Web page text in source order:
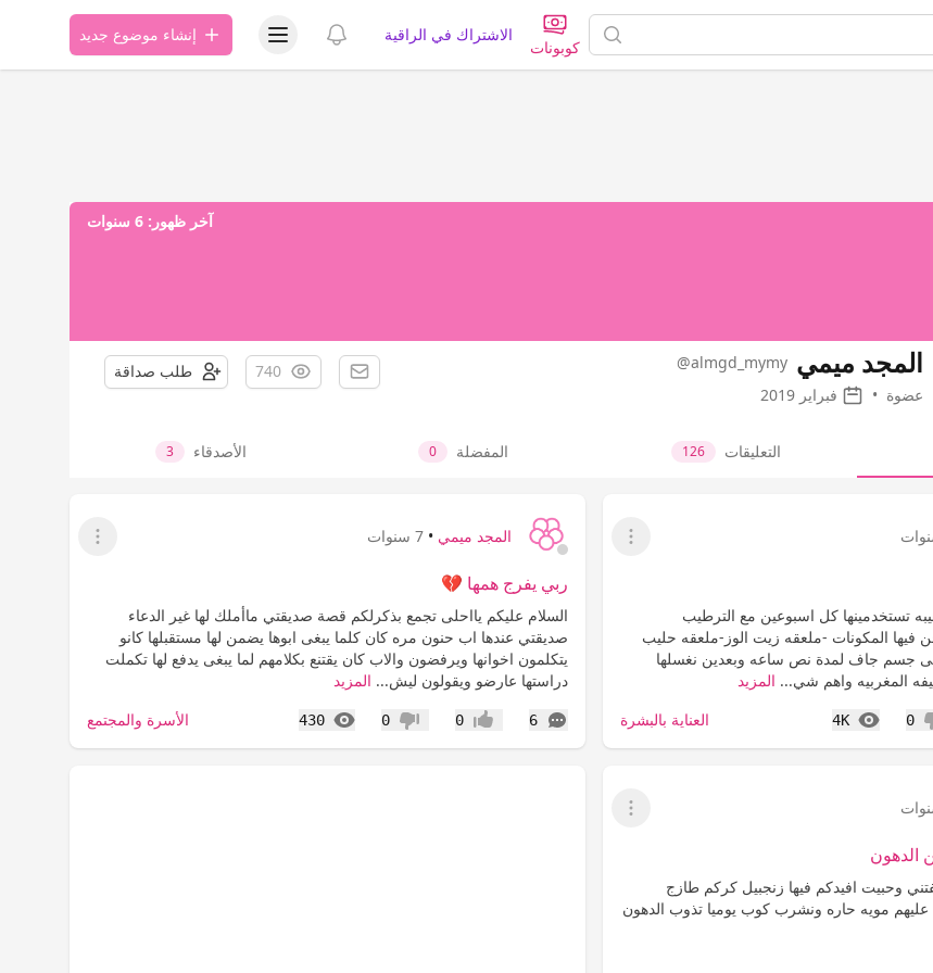
كوبونات
الاشتراك في الراقية عرض الإشعاراتعرض قائمة المستخدمإنشاء موضوع جديد
آخر ظهور: 6 سنوات
المجد ميمي @almgd_mymy
عضوة • فبراير 2019
740 طلب صداقة
التعليقات 126 المفضلة 0 الأصدقاء 3
عرض القائمة
تستخدمينها كل اسبوعين مع الترطيب
فيها المكونات -ملعقه زيت الوز-ملعقه حليب
جسم جاف لمدة نص ساعه وبعدين نغسلها
المغربيه واهم شي... المزيد
إعجاب
0
4K
المشاهدات العناية بالبشرة
المجد ميمي • 7 سنوات
عرض القائمة
ربي يفرج همها 💔
السلام عليكم يااحلى تجمع بذكرلكم قصة صديقتي ماأملك لها غير الدعاء
صديقتي عندها اب حنون مره كان كلما يبغى ابوها يضمن لها مستقبلها كانو
يتكلمون اخوانها ويرفضون والاب كان يقتنع بكلامهم لما يبغى يدفع لها تكملت
دراستها عارضو ويقولون ليش... المزيد
6
التعليقات إعجاب0 عدم إعجاب
0
430
المشاهدات الأسرة والمجتمع
عرض القائمة
الدهون
وحبيت افيدكم فيها زنجبيل كركم طازج
مويه حاره ونشرب كوب يوميا تذوب الدهون